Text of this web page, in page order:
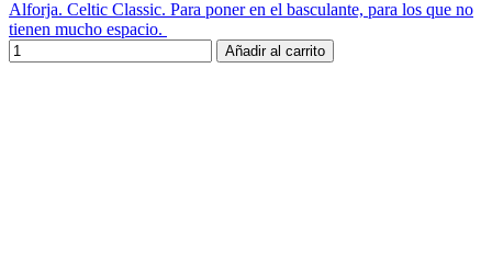
Alforja. Celtic Classic. Para poner en el basculante, para los que no
tienen mucho espacio.
Añadir al carrito